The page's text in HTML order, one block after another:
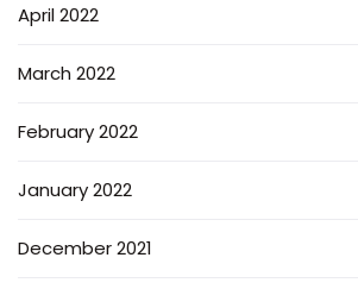
April 2022
March 2022
February 2022
January 2022
December 2021